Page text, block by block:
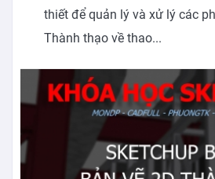
thiết để quản lý và xử lý các
Thành thạo về thao...